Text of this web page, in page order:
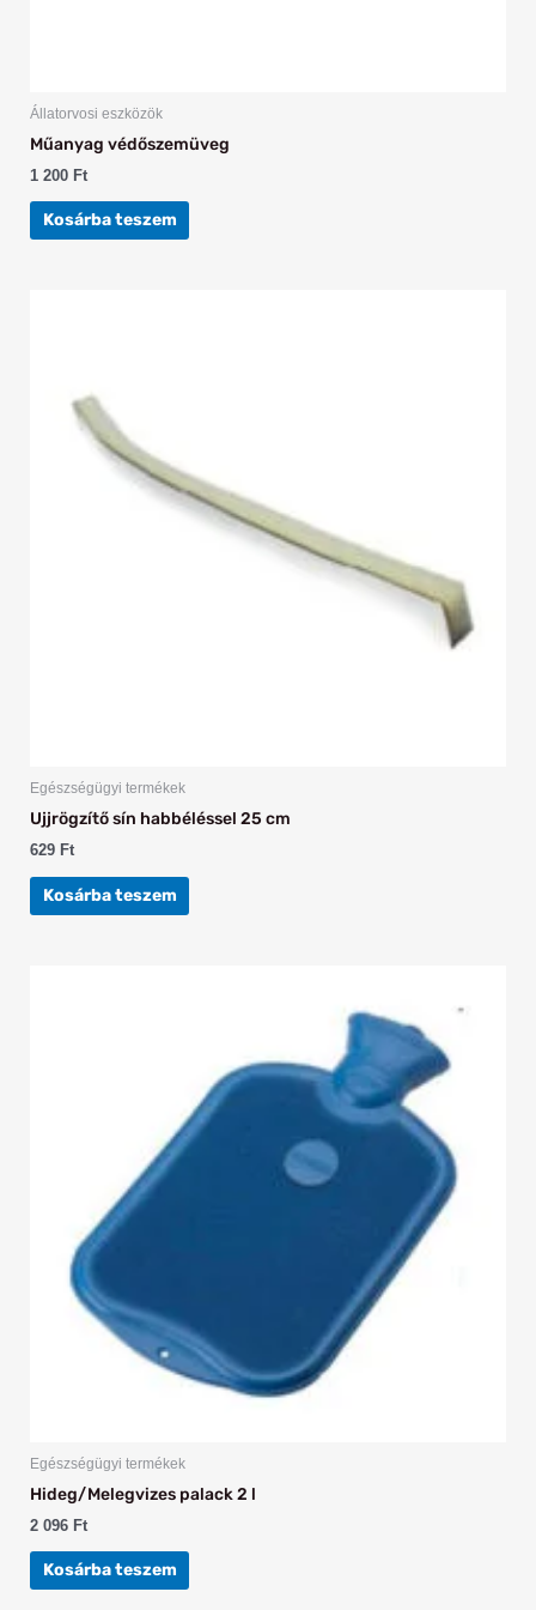
Állatorvosi eszközök
Műanyag védőszemüveg
1 200 Ft
Kosárba teszem
Egészségügyi termékek
Ujjrögzítő sín habbéléssel 25 cm
629 Ft
Kosárba teszem
Egészségügyi termékek
Hideg/Melegvizes palack 2 l
2 096 Ft
Kosárba teszem